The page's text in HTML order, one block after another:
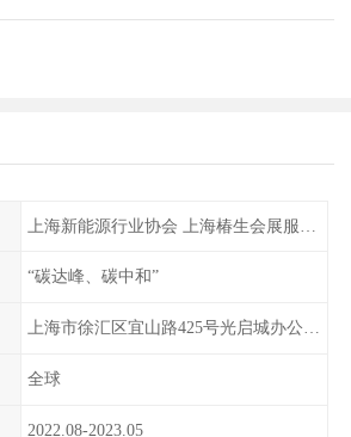
“碳达峰、碳中和”
上海市徐汇区宜山路425号光启城办公楼905-907室
全球
2022.08-2023.05